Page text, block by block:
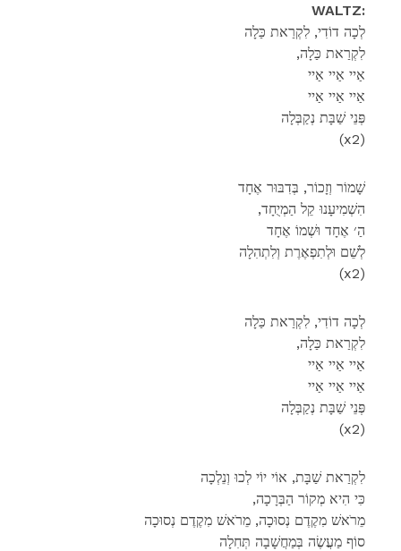
WALTZ:
לְכָה דוֹדִי, לִקְרַאת כַּלָה
,לִקְרַאת כַּלָה
אַיי אַיי אַיי
אַיי אַיי אַיי
פְּנֵי שַׁבָּת נְקַבְּלָה
(x2)
שָׁמוֹר וְזָכוֹר, בְּדִבּוּר אֶחָד
,הִשְׁמִיעָנוּ קֵל הַמְיֻחָד
הַ׳ אֶחָד וּשְׁמוֹ אֶחָד
לְשֵׁם וּלְתִפְאֶרֶת וְלִתְהִלָה
(x2)
לְכָה דוֹדִי, לִקְרַאת כַּלָה
,לִקְרַאת כַּלָה
אַיי אַיי אַיי
אַיי אַיי אַיי
פְּנֵי שַׁבָּת נְקַבְּלָה
(x2)
לִקְרַאת שַׁבָּת, אוֹי יוֹי לְכוּ וְנֵלְכָה
,כִּי הִיא מְקוֹר הַבְּרָכָה
מֵרֹאשׁ מִקֶדֶם נְסוּכָה, מֵרֹאשׁ מִקֶדֶם נְסוּכָה
סוֹף מַעֲשֶׂה בְּמַחֲשָׁבָה תְּחִלָה